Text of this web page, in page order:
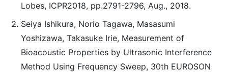
Lobes, ICPR2018, pp.2791-2796, Aug., 2018.
Seiya Ishikura, Norio Tagawa, Masasumi
Yoshizawa, Takasuke Irie, Measurement of
Bioacoustic Properties by Ultrasonic Interference
Method Using Frequency Sweep, 30th EUROSON